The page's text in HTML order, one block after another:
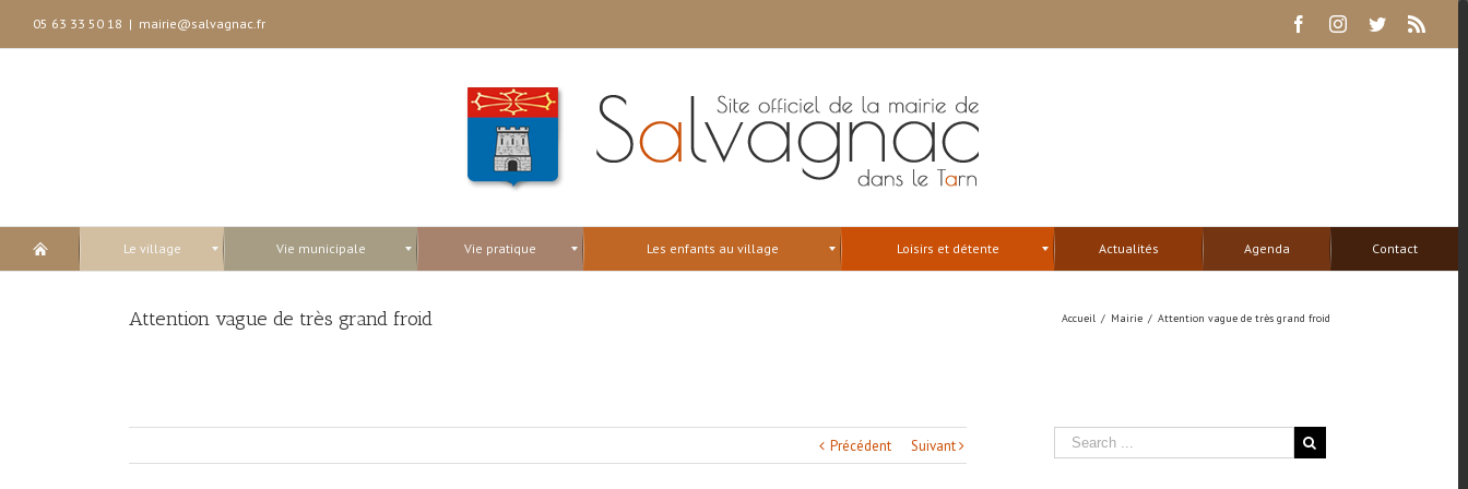
05 63 33 50 18 | mairie@salvagnac.fr FacebookInstagram
Twitter
Le village Vie municipale Vie pratique Les enfants au village Loisirs et détente Actualités Agenda Contact
Attention vague de très grand froid Accueil / Mairie / Attention vague de très grand froid
Précédent Suivant